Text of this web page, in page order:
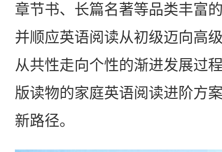
章节书、长篇名著等品类丰富
并顺应英语阅读从初级迈向高
从共性走向个性的渐进发展过
版读物的家庭英语阅读进阶方
新路径。